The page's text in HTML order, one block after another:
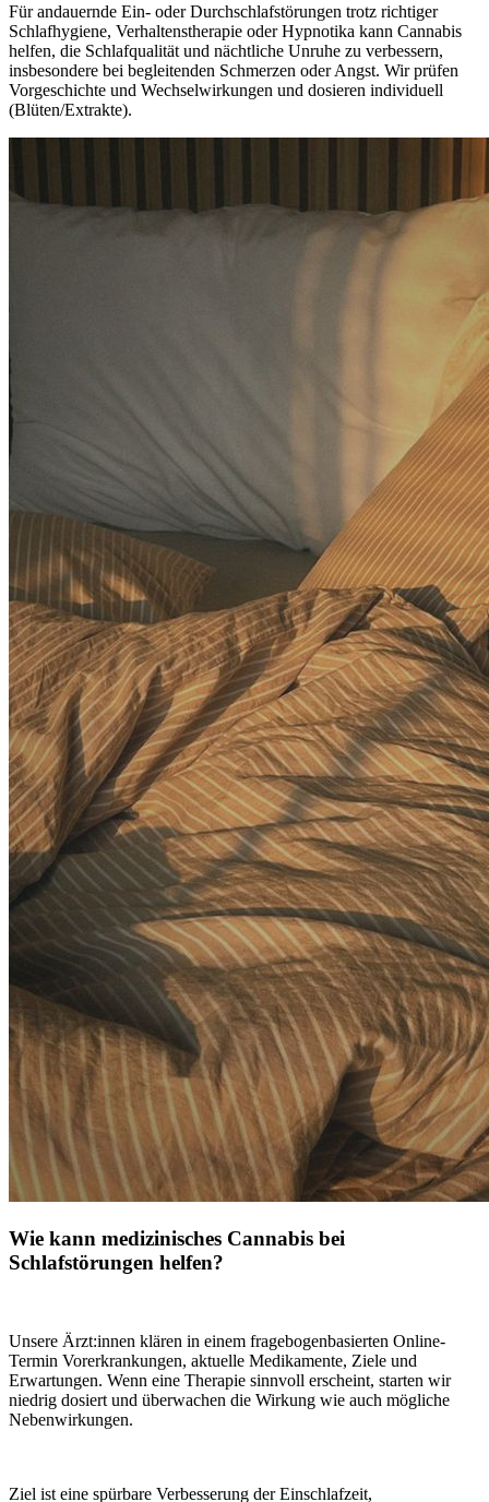
Für andauernde Ein- oder Durchschlafstörungen trotz richtiger
Schlafhygiene, Verhaltenstherapie oder Hypnotika kann Cannabis
helfen, die Schlafqualität und nächtliche Unruhe zu verbessern,
insbesondere bei begleitenden Schmerzen oder Angst. Wir prüfen
Vorgeschichte und Wechselwirkungen und dosieren individuell
(Blüten/Extrakte).
Wie kann medizinisches Cannabis bei
Schlafstörungen helfen?
Unsere Ärzt:innen klären in einem fragebogenbasierten Online-
Termin Vorerkrankungen, aktuelle Medikamente, Ziele und
Erwartungen. Wenn eine Therapie sinnvoll erscheint, starten wir
niedrig dosiert und überwachen die Wirkung wie auch mögliche
Nebenwirkungen.
Ziel ist eine spürbare Verbesserung der Einschlafzeit,